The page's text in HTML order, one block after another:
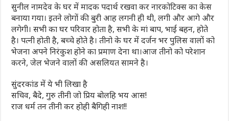
सुनील नामदेव के घर में मादक पदार्थ रखवा कर नारकोटिक्स का केस
बनाया गया। इतने लोगों की बुरी आह लगनी ही थी, लगी और आगे और
लगेगी। सभी का घर परिवार होता है, सभी के मां बाप, भाई बहन, होते
है। पत्नी होती है, बच्चे होते है। तीनो के घर में दर्जन भर पुलिस वालों को
भेजना अपने निरंकुश होने का प्रमाण देना था।आज तीनो को परेशान
करने, जेल भेजने वालों की असलियत सामने है।
सुंदरकांड में ये भी लिखा है
सचिव, बैदे, गुरु तीनी जो प्रिय बोलहि भय आस!
राज धर्म तन तीनी कर होही बैगिही नाश!!